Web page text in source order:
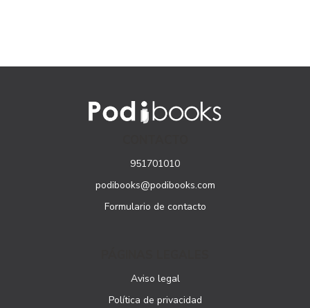
951701010
podibooks@podibooks.com
Formulario de contacto
Aviso legal
Política de privacidad